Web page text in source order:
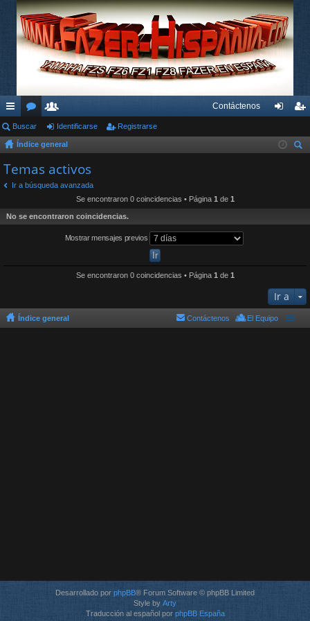
nl
ac
es
rá
or
os
su
ari
os
Contáctenos
nti ist
Buscar Identificarse Registrarse
Índice general
Temas activos
Ir a búsqueda avanzada
Se encontraron 0 coincidencias • Página 1 de 1
No se encontraron coincidencias.
Mostrar mensajes previos
Se encontraron 0 coincidencias • Página 1 de 1
Ir a
Índice general El Equipo
Contáctenos
Desarrollado por phpBB® Forum Software © phpBB Limited
Style by Arty
Traducción al español por phpBB España